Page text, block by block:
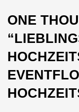
ONE
“